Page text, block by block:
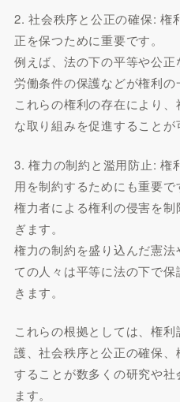
2. 社会秩序と公正の確保: 権
正を保つために重要です。
例えば、法の下の平等や公正
労働条件の保護などが権利の
これらの権利の存在により
な取り組みを促進することが
3. 権力の制約と濫用防止: 権
用を制約するためにも重要で
権力者による権利の侵害を
ぎます。
権力の制約を盛り込んだ憲
ての人々は平等に法の下で
きます。
これらの根拠としては、権
護、社会秩序と公正の確保
することが数多くの研究や
ます。